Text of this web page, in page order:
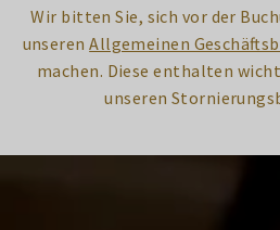
Wir bitten Sie, sich vor der
unserenAllgemeinen
machen. Diese enthalten
unseren